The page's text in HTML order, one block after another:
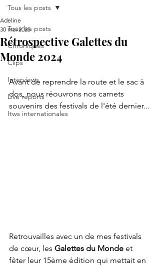
Tous les posts
Chroniques
Clips
Interviews
Live reports
Itws internationales
Tous les posts
Rétrospective Galettes du
Monde 2024
Adeline
30 mai 2025
Avant de reprendre la route et le sac à
dos, nous réouvrons nos carnets
souvenirs des festivals de l'été dernier...
Retrouvailles avec un de mes festivals
de cœur, les Galettes du Monde et
fêter leur 15ème édition qui mettait en